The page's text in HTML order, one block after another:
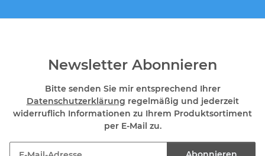
Newsletter Abonnieren
Bitte senden Sie mir entsprechend Ihrer
Datenschutzerklärung regelmäßig und jederzeit
widerruflich Informationen zu Ihrem Produktsortiment
per E-Mail zu.